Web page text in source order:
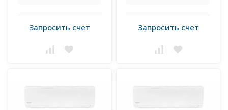
Запросить счет Запросить счет